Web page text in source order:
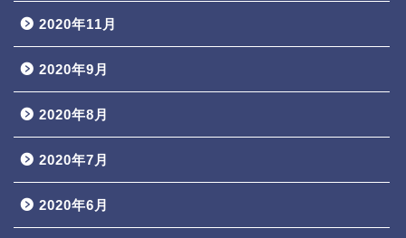
2020年11月
2020年9月
2020年8月
2020年7月
2020年6月